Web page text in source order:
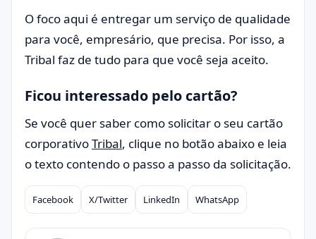
O foco aqui é entregar um serviço de qualidade
para você, empresário, que precisa. Por isso, a
Tribal faz de tudo para que você seja aceito.
Ficou interessado pelo cartão?
Se você quer saber como solicitar o seu cartão
corporativoTribal, clique no botão abaixo e leia
o texto contendo o passo a passo da solicitação.
Compartilhar
Facebook X/Twitter LinkedIn WhatsApp